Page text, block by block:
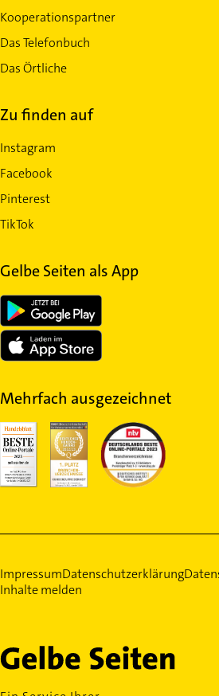
Kooperationspartner
Das Telefonbuch
Das Örtliche
Zu finden auf
Instagram
Facebook
Pinterest
TikTok
Gelbe Seiten als App
Mehrfach ausgezeichnet
ImpressumDatenschutzerklärung
Inhalte melden